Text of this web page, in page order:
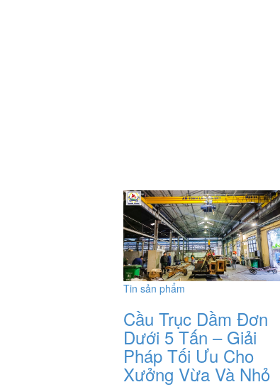
Tin sản phẩm
Cầu Trục Dầm Đơn
Dưới 5 Tấn – Giải
Pháp Tối Ưu Cho
Xưởng Vừa Và Nhỏ